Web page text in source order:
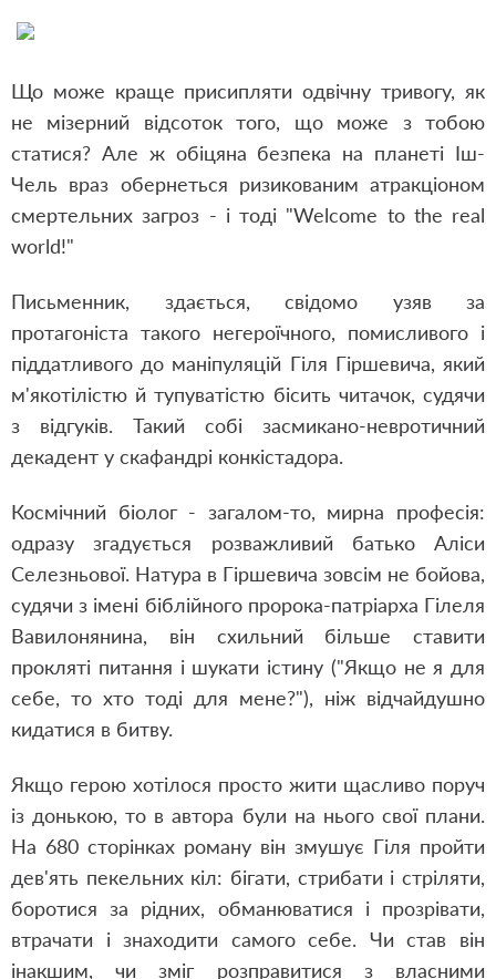
Що може краще присипляти одвічну тривогу, як
не мізерний відсоток того, що може з тобою
статися? Але ж обіцяна безпека на планеті Іш-
Чель враз обернеться ризикованим атракціоном
смертельних загроз - і тоді "Welcome to the real
world!"
Письменник, здається, свідомо узяв за
протагоніста такого негероїчного, помисливого і
піддатливого до маніпуляцій Гіля Гіршевича, який
м'якотілістю й тупуватістю бісить читачок, судячи
з відгуків. Такий собі засмикано-невротичний
декадент у скафандрі конкістадора.
Космічний біолог - загалом-то, мирна професія:
одразу згадується розважливий батько Аліси
Селезньової. Натура в Гіршевича зовсім не бойова,
судячи з імені біблійного пророка-патріарха Гілеля
Вавилонянина, він схильний більше ставити
прокляті питання і шукати істину ("Якщо не я для
себе, то хто тоді для мене?"), ніж відчайдушно
кидатися в битву.
Якщо герою хотілося просто жити щасливо поруч
із донькою, то в автора були на нього свої плани.
На 680 сторінках роману він змушує Гіля пройти
дев'ять пекельних кіл: бігати, стрибати і стріляти,
боротися за рідних, обманюватися і прозрівати,
втрачати і знаходити самого себе. Чи став він
інакшим, чи зміг розправитися з власними